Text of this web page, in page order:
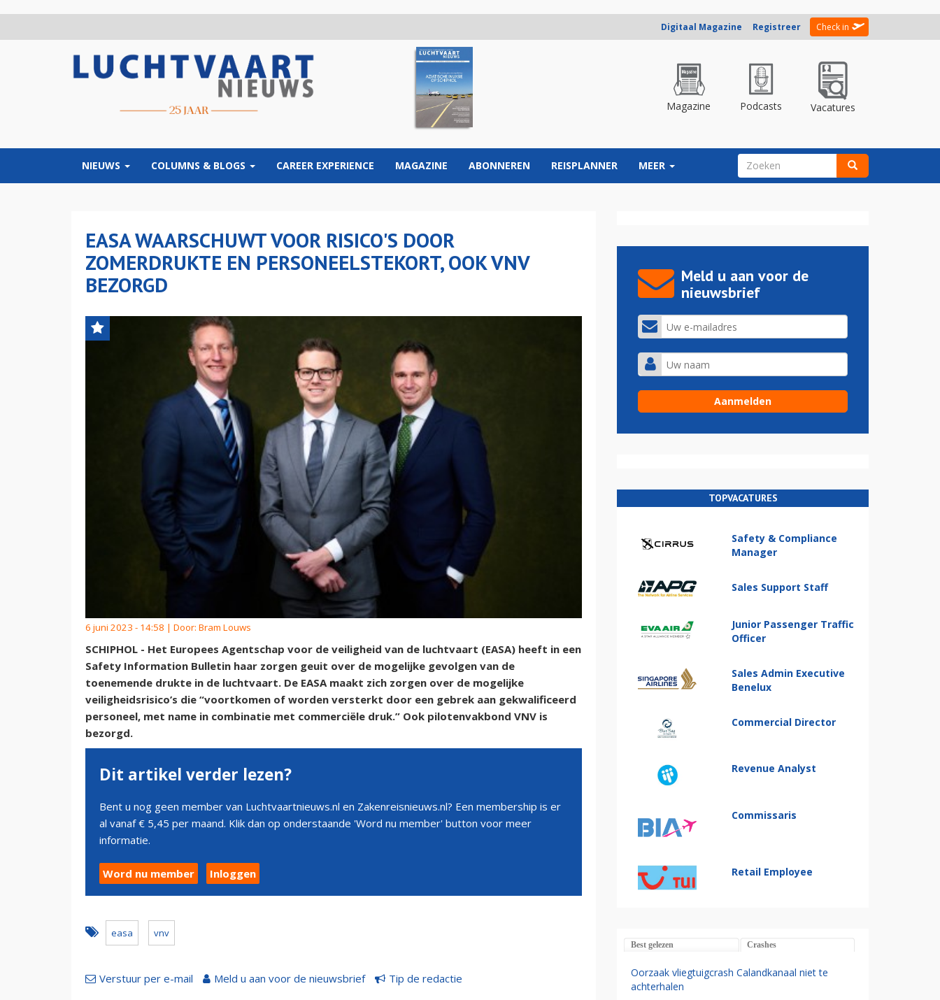
Digitaal Magazine Registreer Check in
Magazine Podcasts Vacatures
NIEUWS COLUMNS & BLOGS CAREER EXPERIENCE MAGAZINE ABONNEREN REISPLANNER MEER ZOEKVELD
EASA WAARSCHUWT VOOR RISICO'S DOOR
ZOMERDRUKTE EN PERSONEELSTEKORT, OOK VNV
BEZORGD
6 juni 2023 - 14:58 | Door: Bram Louws
SCHIPHOL - Het Europees Agentschap voor de veiligheid van de luchtvaart (EASA) heeft in een
Safety Information Bulletin haar zorgen geuit over de mogelijke gevolgen van de
toenemende drukte in de luchtvaart. De EASA maakt zich zorgen over de mogelijke
veiligheidsrisico’s die “voortkomen of worden versterkt door een gebrek aan gekwalificeerd
personeel, met name in combinatie met commerciële druk.” Ook pilotenvakbond VNV is
bezorgd.
Dit artikel verder lezen?
Bent u nog geen member van Luchtvaartnieuws.nl en Zakenreisnieuws.nl? Een membership is er
al vanaf € 5,45 per maand. Klik dan op onderstaande 'Word nu member' button voor meer
informatie.
Word nu member Inloggen
easa vnv
Verstuur per e-mail Meld u aan voor de nieuwsbrief Tip de redactie
Meld u aan voor de
nieuwsbrief
TOPVACATURES
Safety & Compliance
Manager
Sales Support Staff
Junior Passenger Traffic
Officer
Sales Admin Executive
Benelux
Commercial Director
Revenue Analyst
Commissaris
Retail Employee
Best gelezen Crashes
Oorzaak vliegtuigcrash Calandkanaal niet te
achterhalen